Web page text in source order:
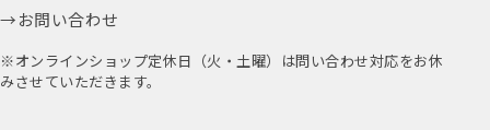
お問い合わせ
※オンラインショップ定休日（火・土曜）は問い合わせ対応をお休
みさせていただきます。